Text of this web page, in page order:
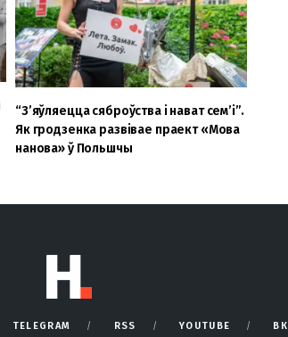
“З’яўляецца сяброўства і нават сем’і”.
Як гродзенка развівае праект «Мова
нанова» ў Польшчы
TELEGRAM RSS YOUTUBE